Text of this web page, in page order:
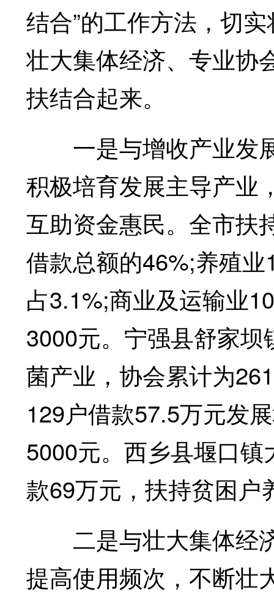
结合”的工作方法，切
壮大集体经济、专业协
扶结合起来。
一是与增收产业发
积极培育发展主导产业
互助资金惠民。全市扶
借款总额的46%;养殖
占3.1%;商业及运输业
3000元。宁强县舒家
菌产业，协会累计为
129户借款57.5万元发
5000元。西乡县堰口
款69万元，扶持贫困户
二是与壮大集体经
提高使用频次，不断壮